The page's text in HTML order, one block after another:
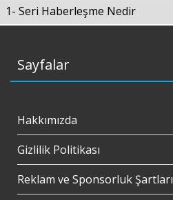
1- Seri Haberleşme Nedir
Sayfalar
Hakkımızda
Gizlilik Politikası
Reklam ve Sponsorluk Şartları